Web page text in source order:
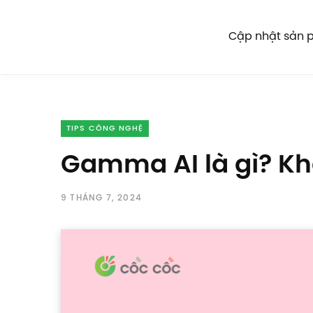
Cập nhật sản
TIPS CÔNG NGHỆ
Gamma AI là gì?
9 THÁNG 7, 2024